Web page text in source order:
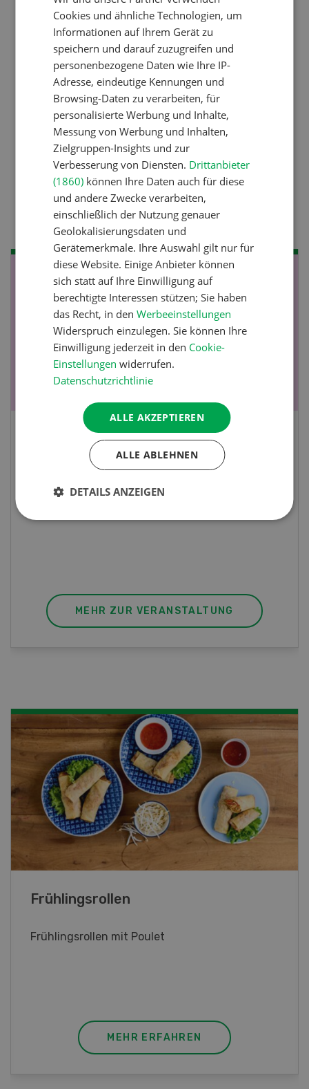
Ressourcen: Mit Fäusten
gegen die Alters-Sichtigkeit
Pflanzenbau
Raufutter aus dem Sack
Nutztiere
Stallklima - Hitzestress
verhindern
NOV
-
JAN
28
Fachkurs Aquakultur
interessieren Sie sich für das Thema? In
MEHR ZUR VERANSTALTUNG
Poulet mit Spinat-Dörrtomaten-
MEHR ERFAHREN
Cookies und ähnliche Technologien, um
Informationen auf Ihrem Gerät zu
speichern und darauf zuzugreifen und
personenbezogene Daten wie Ihre IP-
Adresse, eindeutige Kennungen und
Browsing-Daten zu verarbeiten, für
personalisierte Werbung und Inhalte,
Messung von Werbung und Inhalten,
Zielgruppen-Insights und zur
Verbesserung von Diensten. Drittanbieter
(1860) können Ihre Daten auch für diese
und andere Zwecke verarbeiten,
einschließlich der Nutzung genauer
Geolokalisierungsdaten und
Gerätemerkmale. Ihre Auswahl gilt nur für
diese Website. Einige Anbieter können
sich statt auf Ihre Einwilligung auf
berechtigte Interessen stützen; Sie haben
das Recht, in denWerbeeinstellungen
Widerspruch einzulegen. Sie können Ihre
Einwilligung jederzeit in den Cookie-
Einstellungen widerrufen.
Datenschutzrichtlinie
ALLE AKZEPTIEREN
ALLE ABLEHNEN
DETAILS ANZEIGEN